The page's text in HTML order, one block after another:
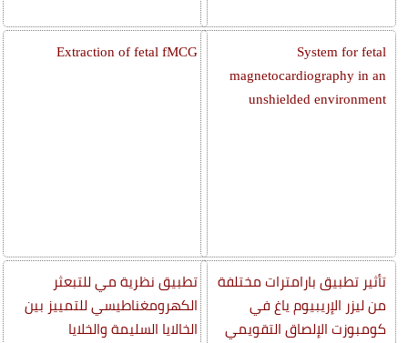
System for fetal
magnetocardiography in an
unshielded environment
تأثير تطبيق بارامترات مختلفة
من ليزر الإريبيوم ياغ في
كومبوزت الإلصاق التقويمي
Extraction of fetal fMCG
تطبيق نظرية مي للتبعثر
الكهرومغناطيسي للتمييز بين
الخالايا السليمة والخلايا